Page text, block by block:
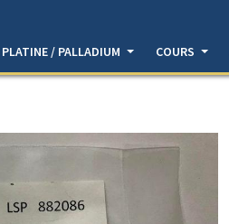
PLATINE / PALLADIUM COURS